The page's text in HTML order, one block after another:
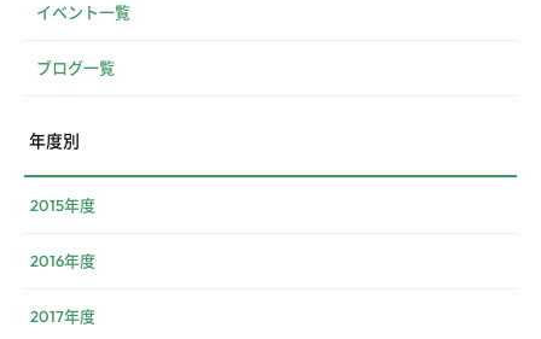
イベント一覧
ブログ一覧
年度別
2015年度
2016年度
2017年度